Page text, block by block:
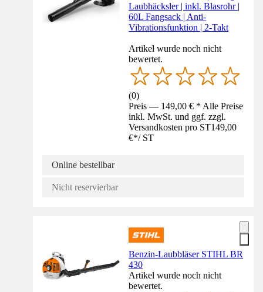
Laubhäcksler | inkl. Blasrohr |
60L Fangsack | Anti-
Vibrationsfunktion | 2-Takt
Artikel wurde noch nicht
bewertet.
(0)
Preis — 149,00 € * Alle Preise
inkl. MwSt. und ggf. zzgl.
Versandkosten pro ST149,00
€*/ ST
Online bestellbar
Nicht reservierbar
Benzin-Laubbläser STIHL BR
430
Artikel wurde noch nicht
bewertet.